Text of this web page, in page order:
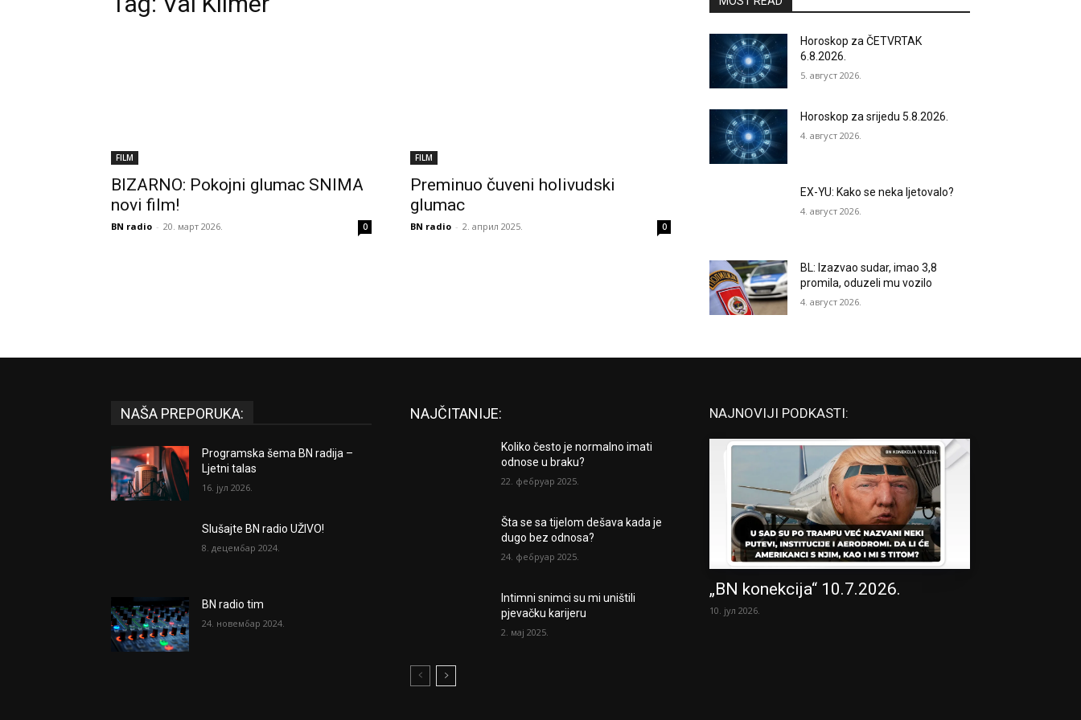
FILM
BIZARNO: Pokojni glumac SNIMA
novi film!
BN radio - 20. март 2026. 0
FILM
Preminuo čuveni holivudski
glumac
BN radio - 2. април 2025. 0
Horoskop za ČETVRTAK
6.8.2026.
5. август 2026.
Horoskop za srijedu 5.8.2026.
4. август 2026.
EX-YU: Kako se neka ljetovalo?
4. август 2026.
BL: Izazvao sudar, imao 3,8
promila, oduzeli mu vozilo
4. август 2026.
NAŠA PREPORUKA:
Programska šema BN radija –
Ljetni talas
16. јул 2026.
Slušajte BN radio UŽIVO!
8. децембар 2024.
BN radio tim
24. новембар 2024.
NAJČITANIJE:
Koliko često je normalno imati
odnose u braku?
22. фебруар 2025.
Šta se sa tijelom dešava kada je
dugo bez odnosa?
24. фебруар 2025.
Intimni snimci su mi uništili
pjevačku karijeru
2. мај 2025.
NAJNOVIJI PODKASTI:
„BN konekcija“ 10.7.2026.
10. јул 2026.